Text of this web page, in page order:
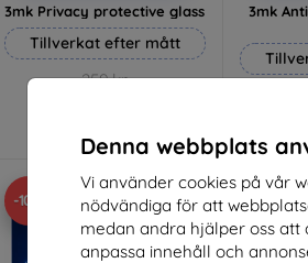
Denna webbplats
Vi använder cookies på vår
nödvändiga för att
medan andra hjälper oss
anpassa innehåll och
3mk Privacy protective glass
Tillverkat efter mått
259 kr
I lager 3 st
3mk
I
-10% -10%